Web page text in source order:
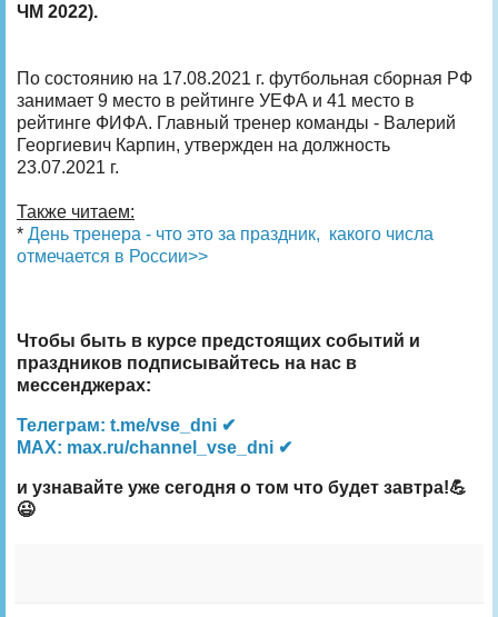
ЧМ 2022).
По состоянию на 17.08.2021 г. футбольная сборная РФ
занимает 9 место в рейтинге УЕФА и 41 место в
рейтинге ФИФА. Главный тренер команды - Валерий
Георгиевич Карпин, утвержден на должность
23.07.2021 г.
Также читаем:
* День тренера - что это за праздник, какого числа
отмечается в России>>
Чтобы быть в курсе предстоящих событий и
праздников подписывайтесь на нас в
мессенджерах:
Телеграм: t.me/vse_dni ✔
MAX: max.ru/channel_vse_dni ✔
и узнавайте уже сегодня о том что будет завтра!💪
😉